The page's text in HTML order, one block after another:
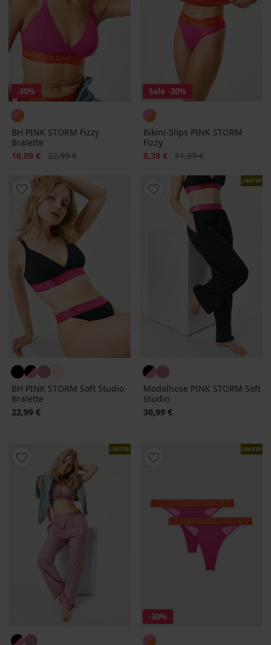
-30%
BH PINK STORM Fizzy
Bralette
Rabatt
16,09 € Alter Preis
22,99 €
Sale -30%
Bikini-Slips PINK STORM
Fizzy
Rabatt
8,39 € Alter Preis
11,99 €
BH PINK STORM Soft Studio
Bralette
22,99 €
LIMITED
Modalhose PINK STORM Soft
Studio
30,99 €
LIMITED LIMITED
-30%